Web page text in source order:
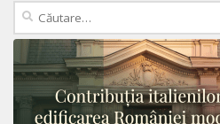
Caută
după: